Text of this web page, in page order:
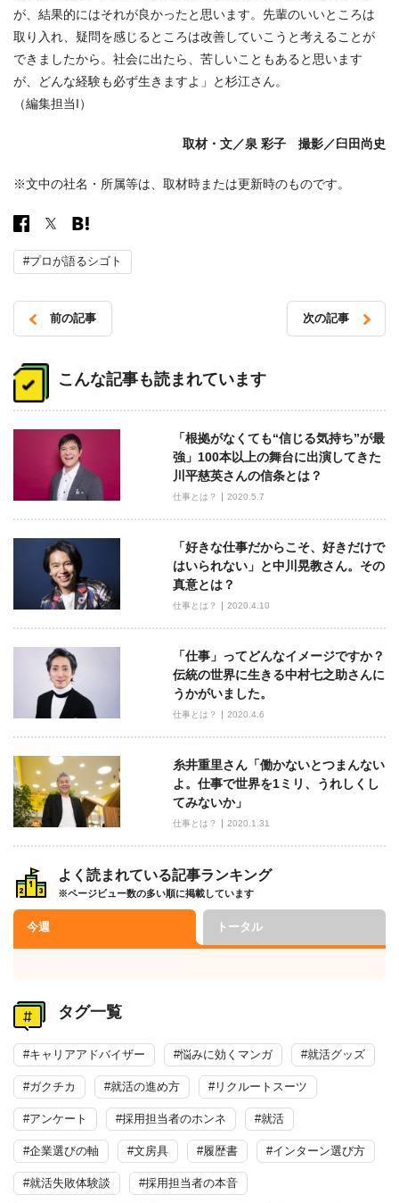
が、結果的にはそれが良かったと思います。先輩のいいところは
取り入れ、疑問を感じるところは改善していこうと考えることが
できましたから。社会に出たら、苦しいこともあると思います
が、どんな経験も必ず生きますよ」と杉江さん。
（編集担当I）
取材・文／泉 彩子 撮影／臼田尚史
※文中の社名・所属等は、取材時または更新時のものです。
#プロが語るシゴト
稿
ナ
ョ
ン
前の記事 次の記事
こんな記事も読まれています
「根拠がなくても“信じる気持ち”が最
強」100本以上の舞台に出演してきた
川平慈英さんの信条とは？
仕事とは？ 2020.5.7
「好きな仕事だからこそ、好きだけで
はいられない」と中川晃教さん。その
真意とは？
仕事とは？ 2020.4.10
「仕事」ってどんなイメージですか？
伝統の世界に生きる中村七之助さんに
うかがいました。
仕事とは？ 2020.4.6
糸井重里さん「働かないとつまんない
よ。仕事で世界を1ミリ、うれしくし
てみないか」
仕事とは？ 2020.1.31
よく読まれている記事ランキング
※ページビュー数の多い順に掲載しています
今週 トータル
タグ一覧
#キャリアアドバイザー #悩みに効くマンガ #就活グッズ
#ガクチカ #就活の進め方 #リクルートスーツ
#アンケート #採用担当者のホンネ #就活
#企業選びの軸 #文房具 #履歴書 #インターン選び方
#就活失敗体験談 #採用担当者の本音